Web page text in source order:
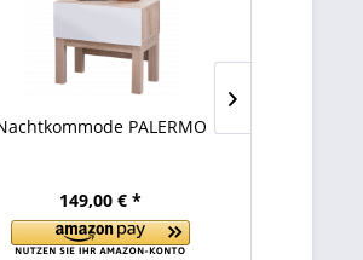
PALERMO
149,00 € *